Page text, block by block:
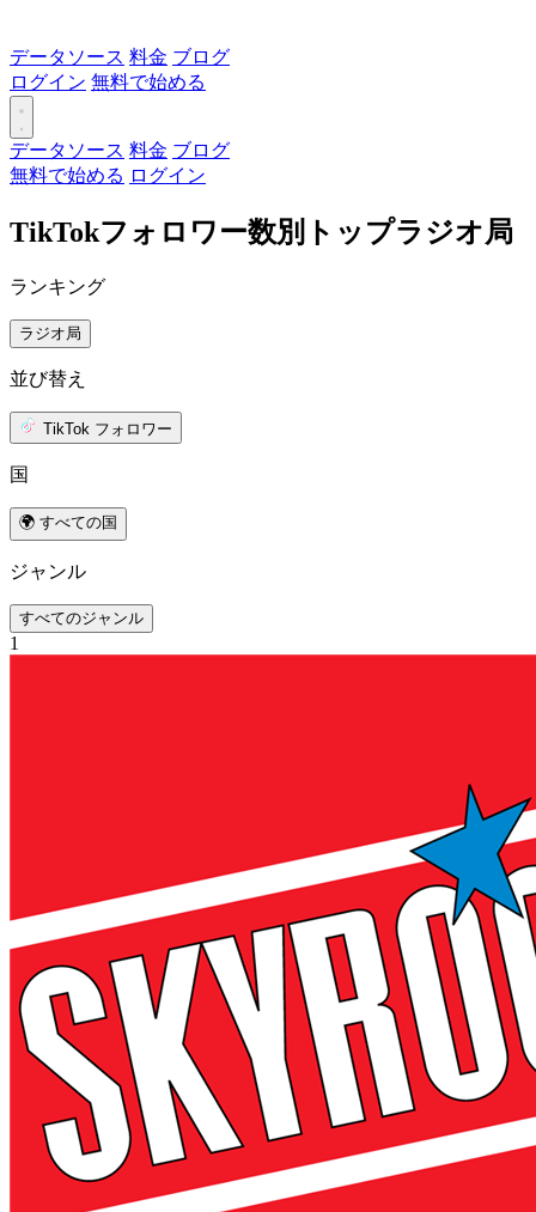
データソース 料金 ブログ
ログイン 無料で始める
データソース 料金 ブログ
無料で始める ログイン
TikTokフォロワー数別トップラジオ局
ランキング
ラジオ局
並び替え
TikTok フォロワー
国
🌍 すべての国
ジャンル
すべてのジャンル
1